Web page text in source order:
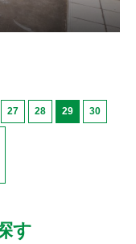
27 28 29 30
す